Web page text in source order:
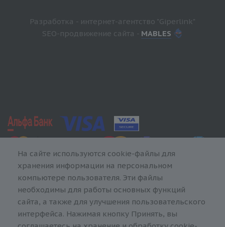
Разработка - интернет-агентство "Giperlink"
SEO-продвижение сайта - MABLES
На сайте используются cookie-файлы для
хранения информации на персональном
компьютере пользователя. Эти файлы
необходимы для работы основных функций
сайта, а также для улучшения пользовательского
интерфейса. Нажимая кнопку Принять, вы